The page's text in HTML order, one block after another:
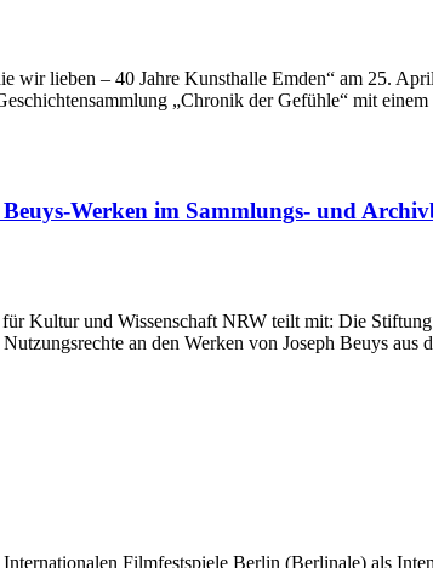
wir lieben – 40 Jahre Kunsthalle Emden“ am 25.
„Chronik der Gefühle“ mit
Werken im Sammlungs- und
Kultur und Wissenschaft NRW teilt mit: Die
an den Werken von Joseph Beuys
Filmfestspiele Berlin (Berlinale) als